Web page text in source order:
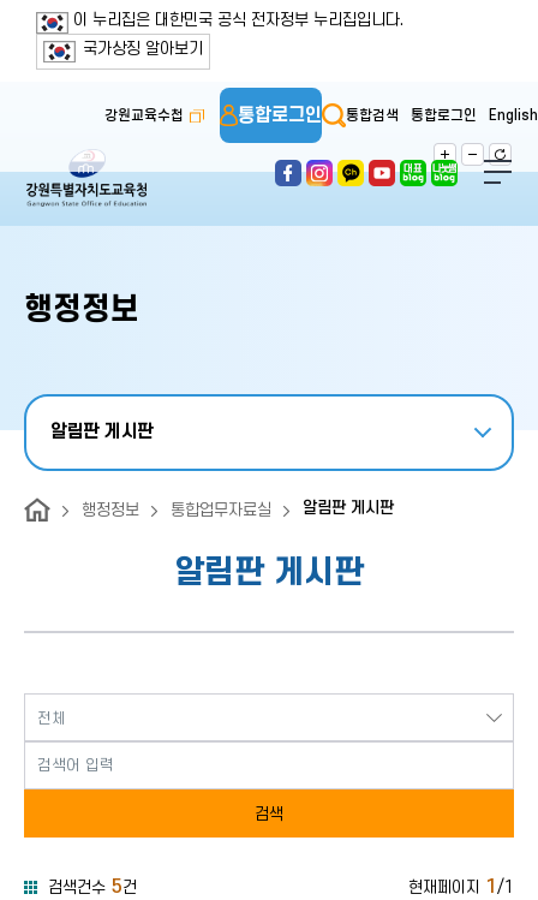
본문 바로가기
주메뉴 바로가기
보조메뉴 바로가기
푸터 바로가기
이 누리집은 대한민국 공식 전자정부 누리집입니다.
국가상징 알아보기
강원교육수첩 통합로그인 통합검색 통합로그인 English
행정정보
알림판 게시판
행정정보 통합업무자료실 알림판 게시판
알림판 게시판
검색
검색건수 5건 현재페이지 1 /1